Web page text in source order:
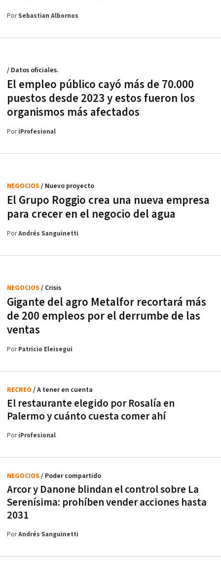
PorSebastian Albornos
El empleo público cayó más de 70.000
puestos desde 2023 y estos fueron los
organismos más afectados
/ Datos oficiales.
PoriProfesional
El Grupo Roggio crea una nueva empresa
para crecer en el negocio del agua
NEGOCIOS / Nuevo proyecto
PorAndrés Sanguinetti
Gigante del agro Metalfor recortará más
de 200 empleos por el derrumbe de las
ventas
NEGOCIOS / Crisis
PorPatricio Eleisegui
El restaurante elegido por Rosalía en
Palermo y cuánto cuesta comer ahí
RECREO / A tener en cuenta
PoriProfesional
Arcor y Danone blindan el control sobre La
Serenísima: prohíben vender acciones hasta
2031
NEGOCIOS / Poder compartido
PorAndrés Sanguinetti